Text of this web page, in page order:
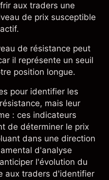
aux traders une
de prix susceptible
de résistance peut
il représente un seuil
position longue.
pour identifier les
mais leur
: ces indicateurs
de déterminer le prix
dans une direction
d'analyse
l'évolution du
aux traders d'identifier